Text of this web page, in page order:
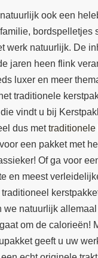
ook een
bordspelletjes
werk natuurlijk. De
jaren heen flink
luxer en meer
traditionele
vindt u bij
dus mettraditionele
een pakket met
Of ga voor
en meest
we natuurlijk
om de calorieën!
geeft u uw